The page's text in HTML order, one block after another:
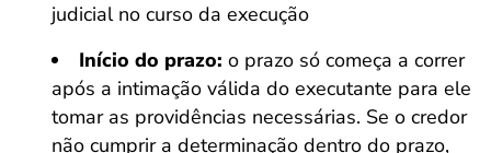
judicial no curso da execução
Início do prazo: o prazo só começa a correr
após a intimação válida do executante para ele
tomar as providências necessárias. Se o credor
não cumprir a determinação dentro do prazo,